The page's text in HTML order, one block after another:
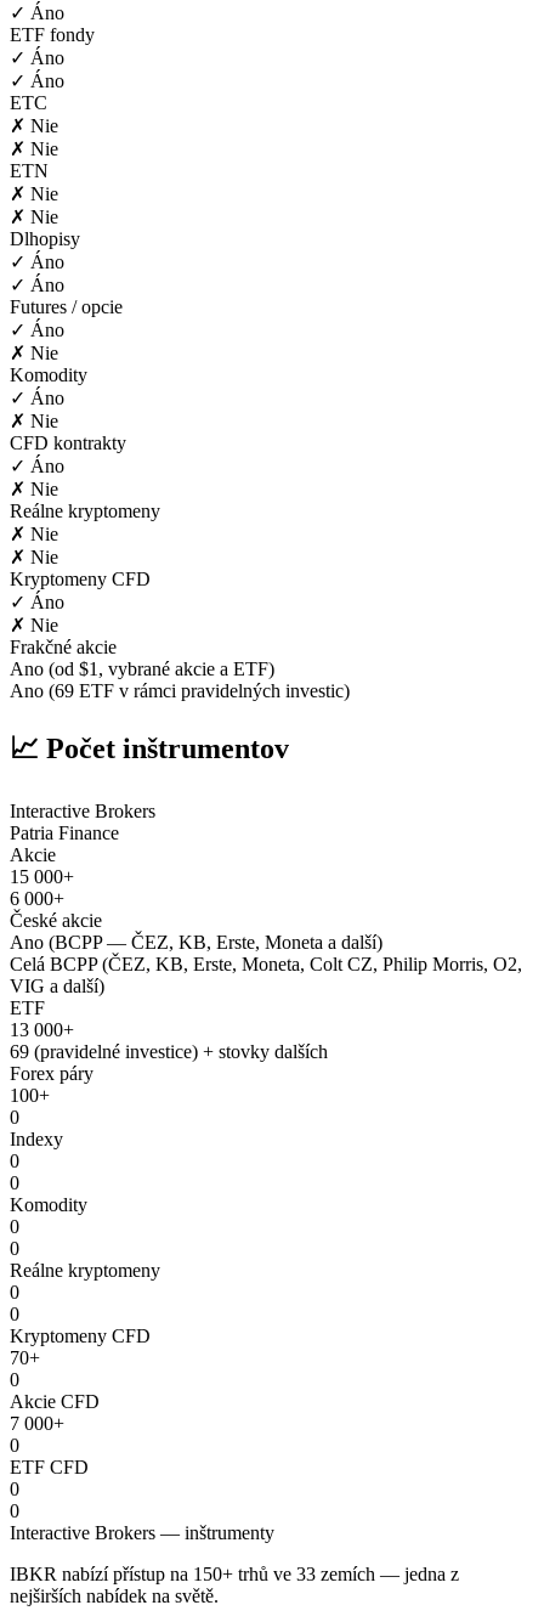
✓ Áno
ETF fondy
✓ Áno
✓ Áno
ETC
✗ Nie
✗ Nie
ETN
✗ Nie
✗ Nie
Dlhopisy
✓ Áno
✓ Áno
Futures / opcie
✓ Áno
✗ Nie
Komodity
✓ Áno
✗ Nie
CFD kontrakty
✓ Áno
✗ Nie
Reálne kryptomeny
✗ Nie
✗ Nie
Kryptomeny CFD
✓ Áno
✗ Nie
Frakčné akcie
Ano (od $1, vybrané akcie a ETF)
Ano (69 ETF v rámci pravidelných investic)
📈 Počet inštrumentov
Interactive Brokers
Patria Finance
Akcie
15 000+
6 000+
České akcie
Ano (BCPP — ČEZ, KB, Erste, Moneta a další)
Celá BCPP (ČEZ, KB, Erste, Moneta, Colt CZ, Philip Morris, O2,
VIG a další)
ETF
13 000+
69 (pravidelné investice) + stovky dalších
Forex páry
100+
0
Indexy
0
0
Komodity
0
0
Reálne kryptomeny
0
0
Kryptomeny CFD
70+
0
Akcie CFD
7 000+
0
ETF CFD
0
0
Interactive Brokers — inštrumenty
IBKR nabízí přístup na 150+ trhů ve 33 zemích — jedna z
nejširších nabídek na světě.